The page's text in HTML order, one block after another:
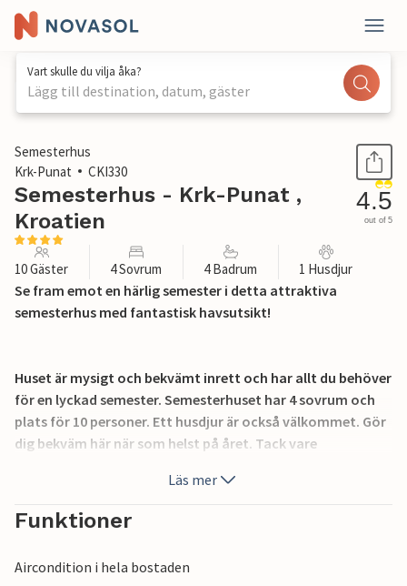
Vart skulle du vilja åka?
Lägg till destination, datum, gäster
1 / 44
Semesterhus
Krk-Punat
CKI330
Semesterhus - Krk-Punat ,
Kroatien
4.5
out of 5
10 Gäster 4 Sovrum 4 Badrum 1 Husdjur
Se fram emot en härlig semester i detta attraktiva
semesterhus med fantastisk havsutsikt!
Huset är mysigt och bekvämt inrett och har allt du behöver
för en lyckad semester. Semesterhuset har 4 sovrum och
plats för 10 personer. Ett husdjur är också välkommet. Gör
dig bekväm här när som helst på året. Tack vare
under varma sommardagar.
Njut av utomhuslivet på husets många terrasser, svalka
Läs mer
Funktioner
Aircondition i hela bostaden